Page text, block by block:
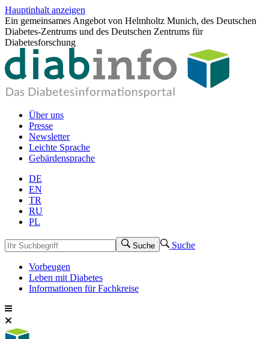
Hauptinhalt anzeigen
Ein gemeinsames Angebot von Helmholtz Munich, des Deutschen
Diabetes-Zentrums und des Deutschen Zentrums für
Diabetesforschung
Über uns
Presse
Newsletter
Leichte Sprache
Gebärdensprache
DE
EN
TR
RU
PL
Suche Suche
Vorbeugen
Leben mit Diabetes
Informationen für Fachkreise